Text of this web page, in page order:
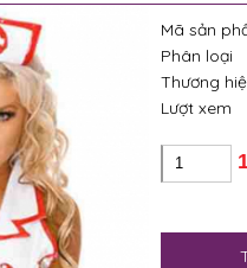
Mã sản
Phân loại
Thương
Lượt xem